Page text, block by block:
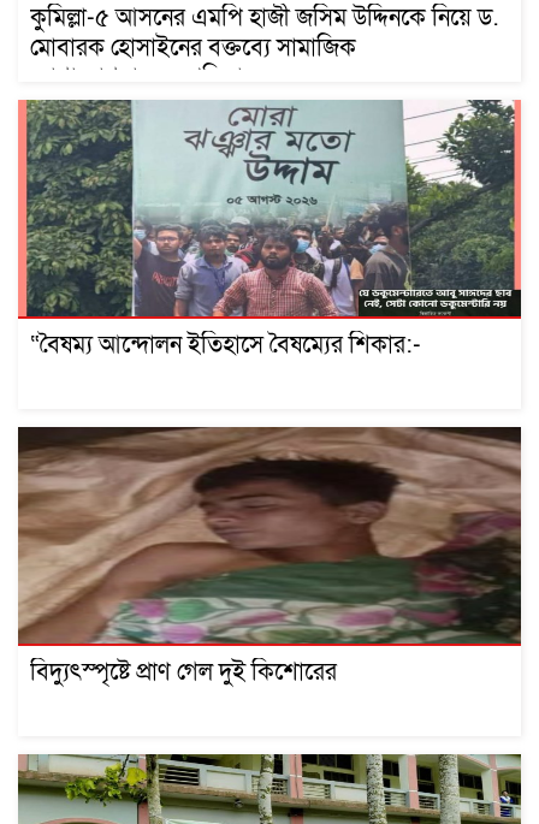
কুমিল্লা-৫ আসনের এমপি হাজী জসিম উদ্দিনকে নিয়ে ড.
মোবারক হোসাইনের বক্তব্যে সামাজিক
যোগাযোগমাধ্যমে প্রতিবাদ
“বৈষম্য আন্দোলন ইতিহাসে বৈষম্যের শিকার:-
বিদ্যুৎস্পৃষ্টে প্রাণ গেল দুই কিশোরের